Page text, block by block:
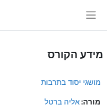
מידע הקורס
מושגי יסוד בתרבות
מורה: אליה ברטל